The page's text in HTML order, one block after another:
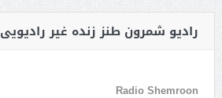
رادیو شمرون طنز زنده غیر رادیویی
Radio Shemroon